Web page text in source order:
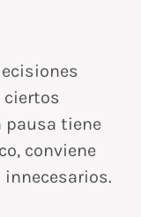
ciertos
pausa tiene
conviene